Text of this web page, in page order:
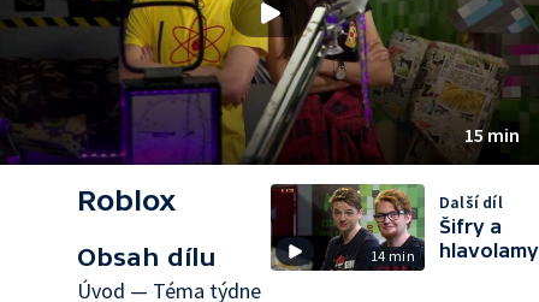
15 min
Roblox
Obsah dílu
Úvod — Téma týdne
14 min
Další díl
Šifry a
hlavolamy